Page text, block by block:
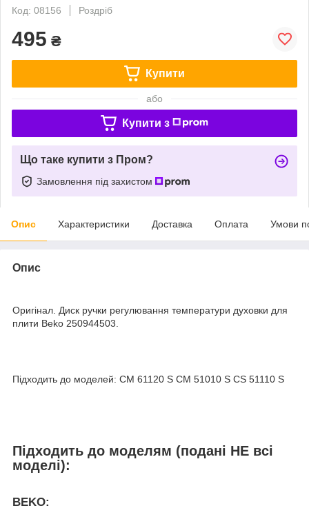
Код: 08156
Роздріб
495 ₴
Купити
або
Купити з
Що таке купити з Пром?
Замовлення під захистом
Опис Характеристики Доставка Оплата Умови
Опис
Оригінал. Диск ручки регулювання температури духовки для
плити Beko 250944503.
Підходить до моделей: CM 61120 S CM 51010 S CS 51110 S
Підходить до моделям (подані НЕ всі
моделі):
BEKO: